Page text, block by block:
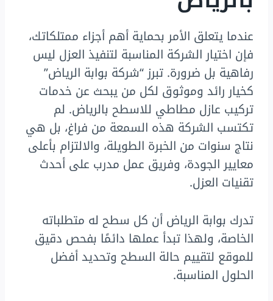
عندما يتعلق الأمر بحماية أهم أجزاء ممتلكاتك،
فإن اختيار الشركة المناسبة لتنفيذ العزل ليس
رفاهية بل ضرورة. تبرز “شركة بوابة الرياض”
كخيار رائد وموثوق لكل من يبحث عن خدمات
تركيب عازل مطاطي للاسطح بالرياض. لم
تكتسب الشركة هذه السمعة من فراغ، بل هي
نتاج سنوات من الخبرة الطويلة، والالتزام بأعلى
معايير الجودة، وفريق عمل مدرب على أحدث
تقنيات العزل.
تدرك بوابة الرياض أن كل سطح له متطلباته
الخاصة، ولهذا تبدأ عملها دائمًا بفحص دقيق
للموقع لتقييم حالة السطح وتحديد أفضل
الحلول المناسبة.